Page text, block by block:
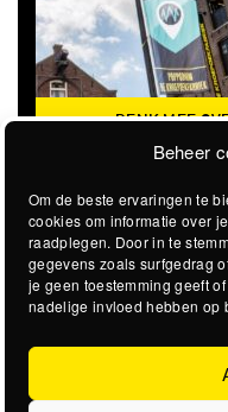
Beheer
Om de beste ervaringen te
cookies om informatie over
raadplegen. Door in te
gegevens zoals surfgedrag
je geen toestemming geeft
nadelige invloed hebben op
DENK MEE